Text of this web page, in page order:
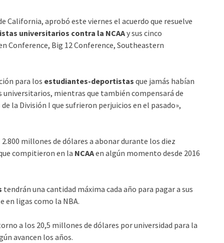
California, aprobó este viernes el acuerdo que resuelve
universitarios contra la NCAAy sus cinco
Conference, Big 12 Conference, Southeastern
para los estudiantes-deportistas que jamás habían
mientras que también compensará de
la División I que sufrieron perjuicios en el pasado»,
2.800 millones de dólares a abonar durante los diez
compitieron en la NCAAen algún momento desde 2016
tendrán una cantidad máxima cada año para pagar a sus
ligas como la NBA.
a los 20,5 millones de dólares por universidad para la
avancen los años.